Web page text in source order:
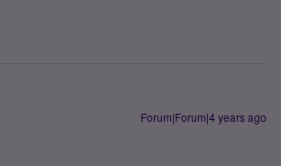
Forum|Forum|4 years ago